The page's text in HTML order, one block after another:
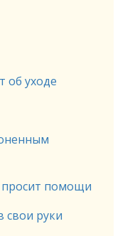
об уходе
просит помощи
свои руки